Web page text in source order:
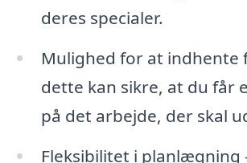
deres specialer.
Mulighed for at indhente
dette kan sikre, at du får
på det arbejde, der skal
Fleksibilitet i planlægning